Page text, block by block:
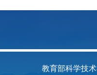
教育部科学技